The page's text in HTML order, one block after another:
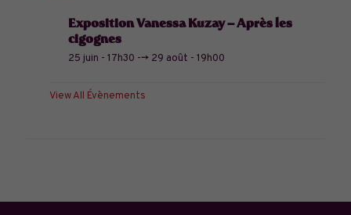
Exposition Vanessa Kuzay – Après les
cigognes
25 juin - 17h30 --> 29 août - 19h00
View All Évènements